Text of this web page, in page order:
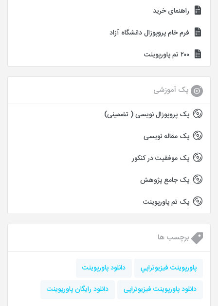
راهنمای خرید
فرم خام پروپوزال دانشگاه آزاد
۲۰۰ تم پاورپوینت
پک آموزشی
پک پروپوزال نویسی ( تضمینی)
پک مقاله نویسی
پک موفقیت در کنکور
پک جامع پژوهش
پک تم پاورپوینت
برچسب ها
پاورپوينت فيزيوتراپي
دانلود پاورپوینت
دانلود پاورپوینت فیزیوتراپی
دانلود رایگان پاورپوینت